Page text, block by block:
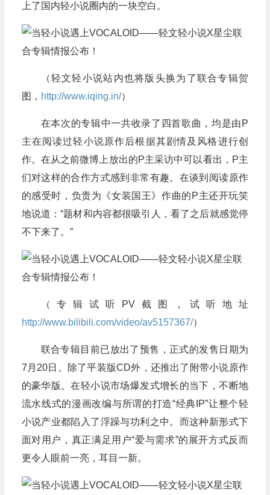
上了国内轻小说圈内的一块空白。
（轻文轻小说站内也将版头换为了联合专辑贺
图， http://www.iqing.in/）
在本次的专辑中一共收录了四首歌曲，均是由P
主在阅读过轻小说原作后根据其剧情及风格进行创
作。在从之前微博上放出的P主采访中可以看出，P主
们对这样的合作方式感到非常有趣。在谈到阅读原作
的感受时，负责为《女装国王》作曲的P主还开玩笑
地说道：“题材和内容都很吸引人，看了之后就感觉停
不下来了。”
（专辑试听PV截图，试听地址
http://www.bilibili.com/video/av5157367/）
联合专辑目前已放出了预售，正式的发售日期为
7月20日。除了平装版CD外，还推出了附带小说原作
的豪华版。在轻小说市场爆发式增长的当下，不断地
流水线式的漫画改编与所谓的打造“经典IP”让整个轻
小说产业都陷入了浮躁与功利之中。而这种新形式下
面对用户，真正满足用户“爱与需求”的展开方式反而
更令人眼前一亮，耳目一新。